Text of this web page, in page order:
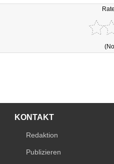
KONTAKT
Redaktion
Publizieren